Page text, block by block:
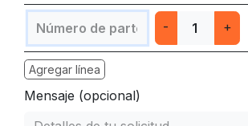
- +
Agregar línea
Mensaje (opcional)